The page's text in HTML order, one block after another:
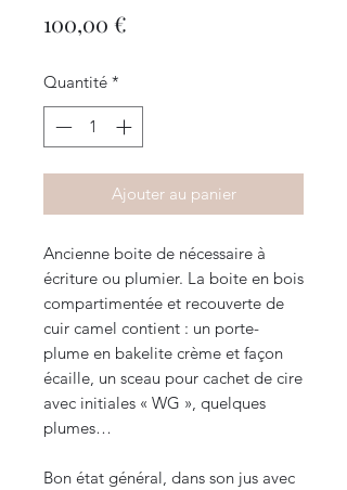
100,00 €
Quantité *
Ajouter au panier
Ancienne boite de nécessaire à
écriture ou plumier. La boite en bois
compartimentée et recouverte de
cuir camel contient : un porte-
plume en bakelite crème et façon
écaille, un sceau pour cachet de cire
avec initiales « WG », quelques
plumes…
Bon état général, dans son jus avec